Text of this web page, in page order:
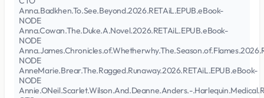
Anna.Badkhen.To.See.Beyond.2026.RETAiL.EPUB.eBook-
NODE
Anna.Cowan.The.Duke.A.Novel.2026.RETAiL.EPUB.eBook-
NODE
NODE
AnneMarie.Brear.The.Ragged.Runaway.2026.RETAiL.EPUB.eBook-
NODE
Annie.ONeil.Scarlet.Wilson.And.Deanne.Anders.-